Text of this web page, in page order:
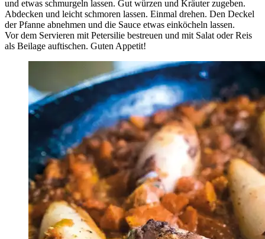
und etwas schmurgeln lassen. Gut würzen und Kräuter zugeben.
Abdecken und leicht schmoren lassen. Einmal drehen. Den Deckel
der Pfanne abnehmen und die Sauce etwas einköcheln lassen.
Vor dem Servieren mit Petersilie bestreuen und mit Salat oder Reis
als Beilage auftischen. Guten Appetit!